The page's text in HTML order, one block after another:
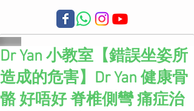
Dr Yan 小教室【錯誤坐姿所
造成的危害】Dr Yan 健康骨
骼 好唔好 脊椎側彎 痛症治